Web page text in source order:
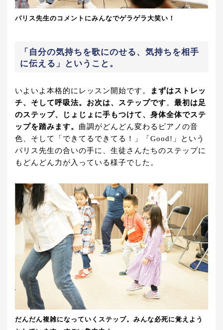
パリス先生のコメントにみんなでゲラゲラ大笑い！
「自分の気持ちを歌にのせる、気持ちを相手
に伝える」ということ。
いよいよ本格的にレッスン開始です。
まずはストレッ
チ、そして呼吸法。お次は、ステップです。 最初は足
のステップ、じょじょに手もつけて、身体全体でステ
ップを踏みます。 曲調がどんどん変わるピアノの音
色、そして「できてるできてる！」「Good!」という
パリス先生の合いの手に、生徒さんたちのステップに
もどんどん力が入っている様子でした。
だんだん複雑になっていくステップ。みんな必死に覚えよう